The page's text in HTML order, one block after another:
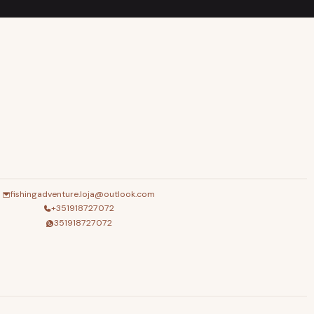
fishingadventure.loja@outlook.com
+351918727072
351918727072